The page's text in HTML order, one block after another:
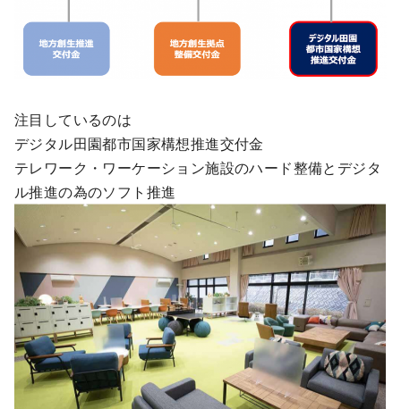
注目しているのは
デジタル田園都市国家構想推進交付金
テレワーク・ワーケーション施設のハード整備とデジタ
ル推進の為のソフト推進